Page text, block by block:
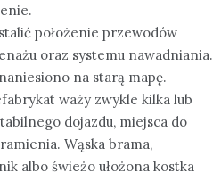
położenie przewodów
oraz systemu nawadniania.
na starą mapę.
waży zwykle kilka lub
dojazdu, miejsca do
Wąska brama,
albo świeżo ułożona kostka